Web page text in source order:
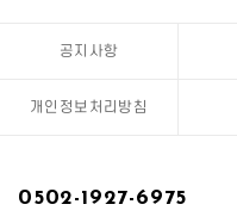
공지사항
개인정보처리방침
0502-1927-6975